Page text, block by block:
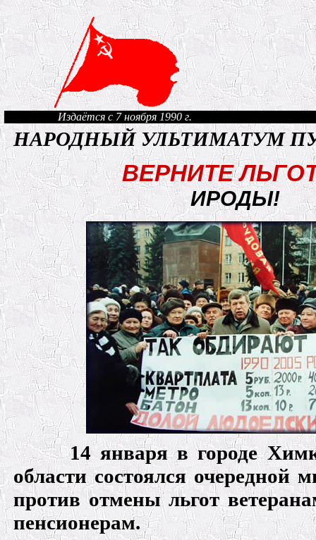
Издаётся с 7 ноября 1990 г.
НАРОДНЫЙ УЛЬТИМАТУМ
ВЕРНИТЕ
ИРОДЫ!
14января в городе
области состоялся очередной
против отмены льгот
пенсионерам.